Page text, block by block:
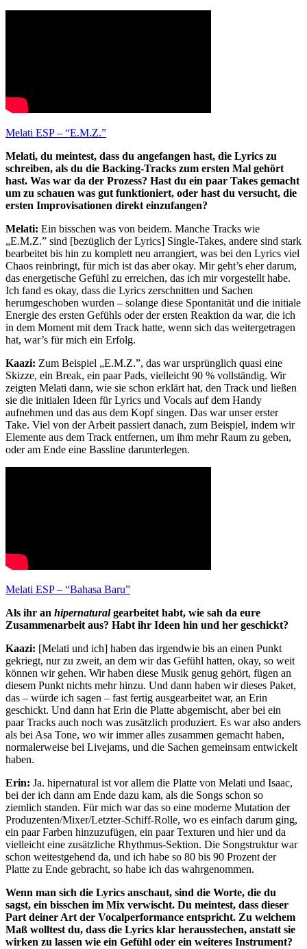
Melati ESP – “E.M.Z.”
Melati, du meintest, dass du angefangen hast, die Lyrics zu
schreiben, als du die Backing-Tracks zum ersten Mal gehört
hast. Was war da der Prozess? Hast du ein paar Takes gemacht
um zu schauen was gut funktioniert, oder hast du versucht, die
ersten Improvisationen direkt einzufangen?
Melati: Ein bisschen was von beidem. Manche Tracks wie
„E.M.Z.” sind [bezüglich der Lyrics] Single-Takes, andere sind stark
bearbeitet bis hin zu komplett neu arrangiert, was bei den Lyrics viel
Chaos reinbringt, für mich ist das aber okay. Mir geht’s eher darum,
das energetische Gefühl zu erreichen, das ich mir vorgestellt habe.
Ich fand es okay, dass die Lyrics zerschnitten und Sachen
herumgeschoben wurden – solange diese Spontanität und die initiale
Energie des ersten Gefühls oder der ersten Reaktion da war, die ich
in dem Moment mit dem Track hatte, wenn sich das weitergetragen
hat, war’s für mich ein Erfolg.
Kaazi: Zum Beispiel „E.M.Z.”, das war ursprünglich quasi eine
Skizze, ein Break, ein paar Pads, vielleicht 90 % vollständig. Wir
zeigten Melati dann, wie sie schon erklärt hat, den Track und ließen
sie die initialen Ideen für Lyrics und Vocals auf dem Handy
aufnehmen und das aus dem Kopf singen. Das war unser erster
Take. Viel von der Arbeit passiert danach, zum Beispiel, indem wir
Elemente aus dem Track entfernen, um ihm mehr Raum zu geben,
oder am Ende eine Bassline darunterlegen.
Melati ESP – “Bahasa Baru”
Als ihr an hipernaturalgearbeitet habt, wie sah da eure
Zusammenarbeit aus? Habt ihr Ideen hin und her geschickt?
Kaazi: [Melati und ich] haben das irgendwie bis an einen Punkt
gekriegt, nur zu zweit, an dem wir das Gefühl hatten, okay, so weit
können wir gehen. Wir haben diese Musik genug gehört, fügen an
diesem Punkt nichts mehr hinzu. Und dann haben wir dieses Paket,
das – würde ich sagen – fast fertig ausgearbeitet war, an Erin
geschickt. Und dann hat Erin die Platte abgemischt, aber bei ein
paar Tracks auch noch was zusätzlich produziert. Es war also anders
als bei Asa Tone, wo wir immer alles zusammen gemacht haben,
normalerweise bei Livejams, und die Sachen gemeinsam entwickelt
haben.
Erin: Ja. hipernatural ist vor allem die Platte von Melati und Isaac,
bei der ich dann am Ende dazu kam, als die Songs schon so
ziemlich standen. Für mich war das so eine moderne Mutation der
Produzenten/Mixer/Letzter-Schiff-Rolle, wo es einfach darum ging,
ein paar Farben hinzuzufügen, ein paar Texturen und hier und da
vielleicht eine zusätzliche Rhythmus-Sektion. Die Songstruktur war
schon weitestgehend da, und ich habe so 80 bis 90 Prozent der
Platte zu Ende gebracht, so habe ich das wahrgenommen.
Wenn man sich die Lyrics anschaut, sind die Worte, die du
sagst, ein bisschen im Mix verwischt. Du meintest, dass dieser
Part deiner Art der Vocalperformance entspricht. Zu welchem
Maß wolltest du, dass die Lyrics klar herausstechen, anstatt sie
wirken zu lassen wie ein Gefühl oder ein weiteres Instrument?